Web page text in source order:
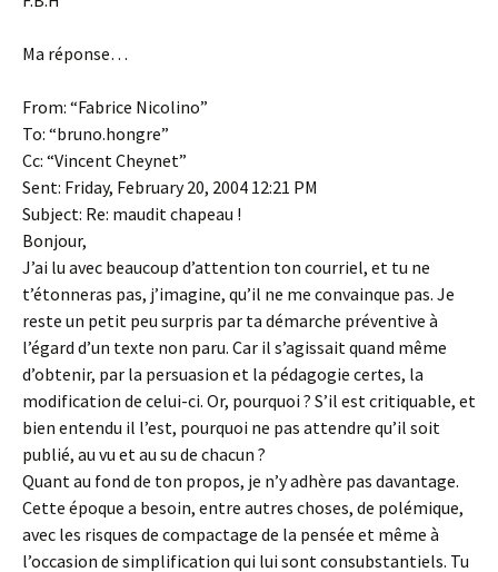
Ma réponse…
From: “Fabrice Nicolino”
To: “bruno.hongre”
Cc: “Vincent Cheynet”
Sent: Friday, February 20, 2004 12:21 PM
Subject: Re: maudit chapeau !
Bonjour,
J’ai lu avec beaucoup d’attention ton courriel, et tu ne
t’étonneras pas, j’imagine, qu’il ne me convainque pas. Je
reste un petit peu surpris par ta démarche préventive à
l’égard d’un texte non paru. Car il s’agissait quand même
d’obtenir, par la persuasion et la pédagogie certes, la
modification de celui-ci. Or, pourquoi ? S’il est critiquable, et
bien entendu il l’est, pourquoi ne pas attendre qu’il soit
publié, au vu et au su de chacun ?
Quant au fond de ton propos, je n’y adhère pas davantage.
Cette époque a besoin, entre autres choses, de polémique,
avec les risques de compactage de la pensée et même à
l’occasion de simplification qui lui sont consubstantiels. Tu